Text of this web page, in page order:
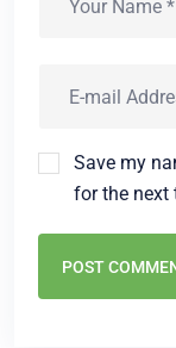
Save my
for the next
POST